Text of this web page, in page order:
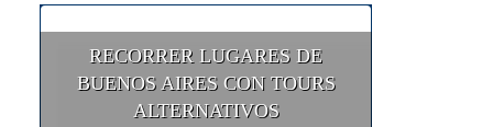
RECORRER LUGARES DE
BUENOS AIRES CON TOURS
ALTERNATIVOS